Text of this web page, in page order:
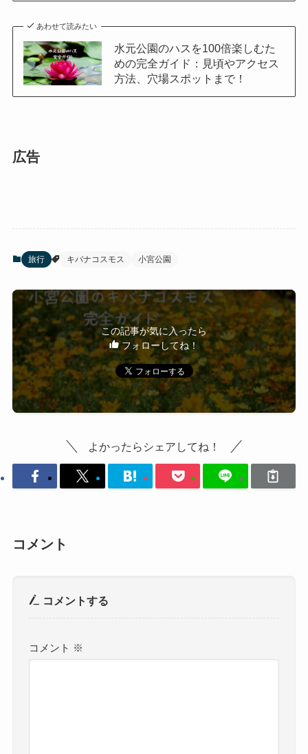
あわせて読みたい
水元公園のハスを100倍楽しむた
めの完全ガイド：見頃やアクセス
方法、穴場スポットまで！
広告
旅行 キバナコスモス 小宮公園
この記事が気に入ったら
フォローしてね！
よかったらシェアしてね！
コメント
コメントする
コメント ※